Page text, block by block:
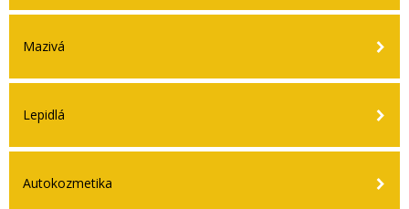
Mazivá
Lepidlá
Autokozmetika